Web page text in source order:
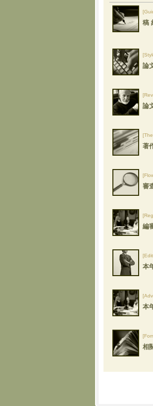
稿
論
論
著
審
編
本
本
相